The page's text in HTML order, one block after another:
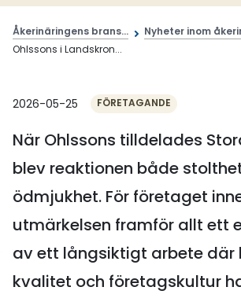
Åkerinäringens brans...
Nyheter inom
Ohlssons i Landskron...
2026-05-25 FÖRETAGANDE
När Ohlssons tilldelades
blev reaktionen både
ödmjukhet. För företaget
utmärkelsen framför allt ett
av ett långsiktigt arbete där
kvalitet och företagskultur